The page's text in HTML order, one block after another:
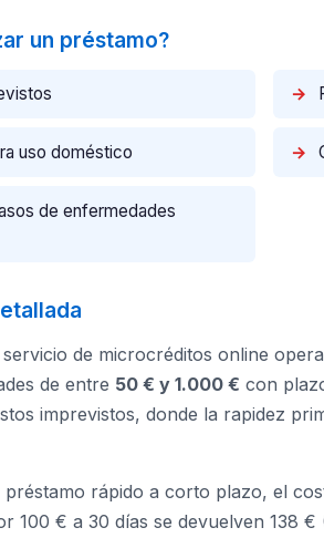
un préstamo?
→
uso doméstico →
de enfermedades
de microcréditos online
de entre 50 € y 1.000 € con
imprevistos, donde la rapidez
rápido a corto plazo, el
100 € a 30 días se devuelven 138